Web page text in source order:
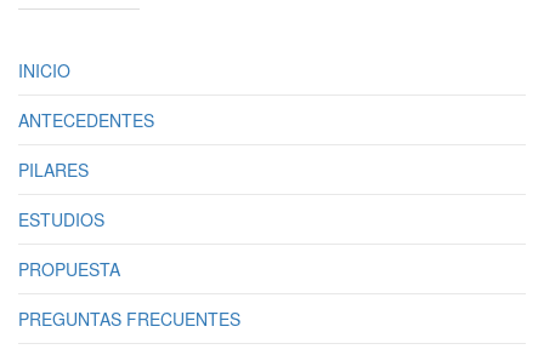
INICIO
ANTECEDENTES
PILARES
ESTUDIOS
PROPUESTA
PREGUNTAS FRECUENTES